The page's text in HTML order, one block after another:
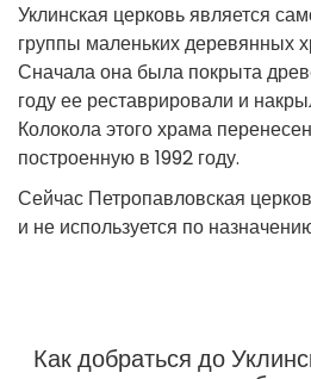
Уклинская церковь является
группы маленьких деревянных
Сначала она была покрыта
году ее реставрировали и
Колокола этого храма
построенную в 1992 году.
Сейчас Петропавловская
и не используется по
Как добраться до